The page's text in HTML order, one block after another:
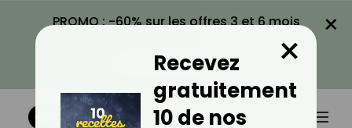
PROMO : -60% sur les offres 3 et 6 mois
VOIR LA PROMO
×
Recevez
gratuitement
10 de nos
×